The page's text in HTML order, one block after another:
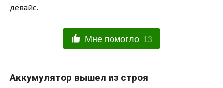
девайс.
Мне помогло 13
Аккумулятор вышел из строя